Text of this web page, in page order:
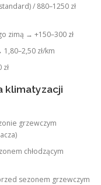
/ 880–1250 zł
zimą → +150–300 zł
zł/km
klimatyzacji
grzewczym
chłodzącym
sezonem grzewczym